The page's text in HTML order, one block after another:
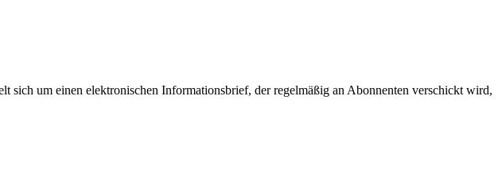
sich um einen elektronischen Informationsbrief, der regelmäßig an Abonnenten verschickt wird,